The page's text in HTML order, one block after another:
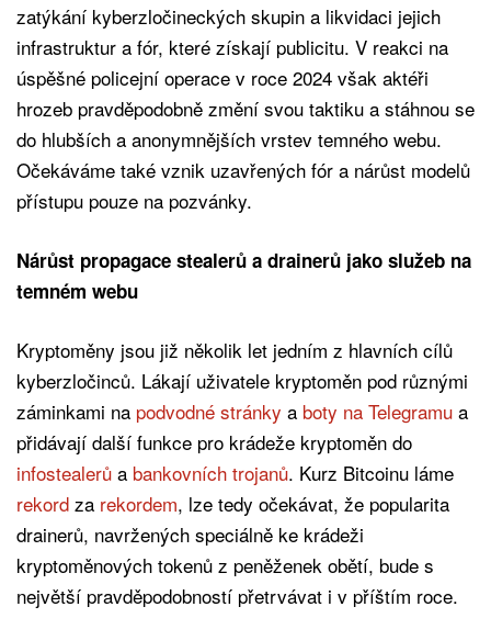
zatýkání kyberzločineckých skupin a likvidaci jejich
infrastruktur a fór, které získají publicitu. V reakci na
úspěšné policejní operace v roce 2024 však aktéři
hrozeb pravděpodobně změní svou taktiku a stáhnou se
do hlubších a anonymnějších vrstev temného webu.
Očekáváme také vznik uzavřených fór a nárůst modelů
přístupu pouze na pozvánky.
Nárůst propagace stealerů a drainerů jako služeb na
temném webu
Kryptoměny jsou již několik let jedním z hlavních cílů
kyberzločinců. Lákají uživatele kryptoměn pod různými
záminkami na podvodné stránky a boty na Telegramu a
přidávají další funkce pro krádeže kryptoměn do
infostealerů a bankovních trojanů. Kurz Bitcoinu láme
rekord za rekordem, lze tedy očekávat, že popularita
drainerů, navržených speciálně ke krádeži
kryptoměnových tokenů z peněženek obětí, bude s
největší pravděpodobností přetrvávat i v příštím roce.